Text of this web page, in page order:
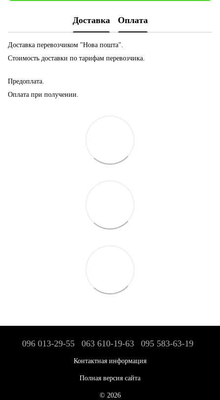
Доставка Оплата
Доставка перевозчиком "Нова пошта".
Стоимость доставки по тарифам перевозчика.
Предоплата.
Оплата при получении.
096 013-29-55 063 610-19-63 095 583-63-19
Контактная информация
Полная версия сайта
© 2026